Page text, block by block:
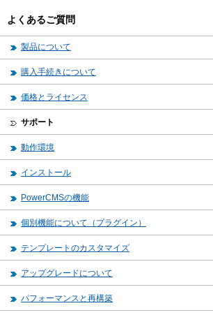
よくあるご質問
製品について
購入手続きについて
価格とライセンス
サポート
動作環境
インストール
PowerCMSの機能
個別機能について（プラグイン）
テンプレートのカスタマイズ
アップグレードについて
パフォーマンスと再構築